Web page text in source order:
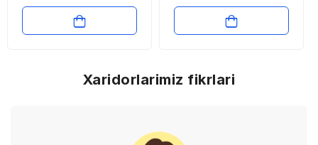
yilga mo’ljallangan
iqtisodiy dasturning
Xaridorlarimiz fikrlari